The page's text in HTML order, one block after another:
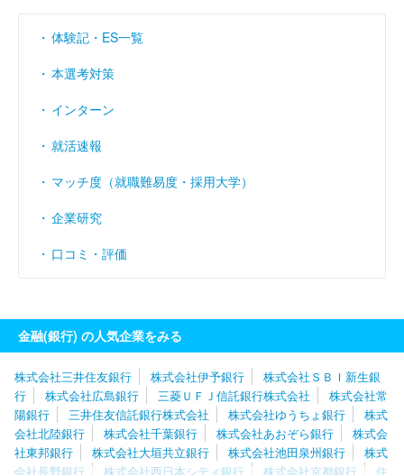
営業利益率 （％） ----
----
体験記・ES一覧
本選考対策
インターン
就活速報
マッチ度（就職難易度・採用大学）
企業研究
口コミ・評価
金融(銀行) の人気企業をみる
株式会社三井住友銀行 株式会社伊予銀行
株式会社ＳＢＩ新生銀
行
株式会社広島銀行 三菱ＵＦＪ信託銀行株式会社
株式会社常
陽銀行
三井住友信託銀行株式会社 株式会社ゆうちょ銀行
株式
会社北陸銀行
株式会社千葉銀行 株式会社あおぞら銀行
株式会
社東邦銀行
株式会社大垣共立銀行 株式会社池田泉州銀行
株式
会社長野銀行
株式会社西日本シティ銀行 株式会社京都銀行 住